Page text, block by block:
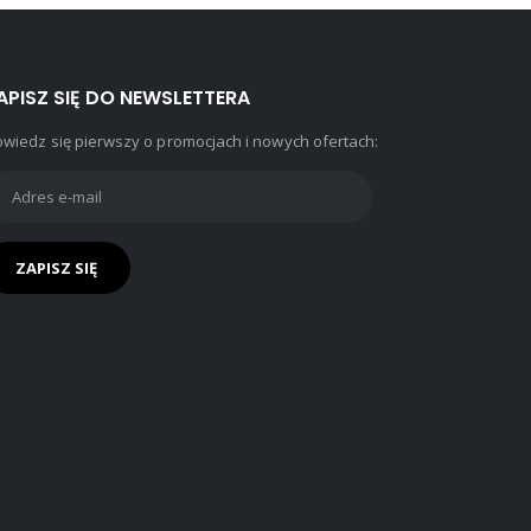
SIĘ DO NEWSLETTERA
się pierwszy o promocjach i nowych ofertach: